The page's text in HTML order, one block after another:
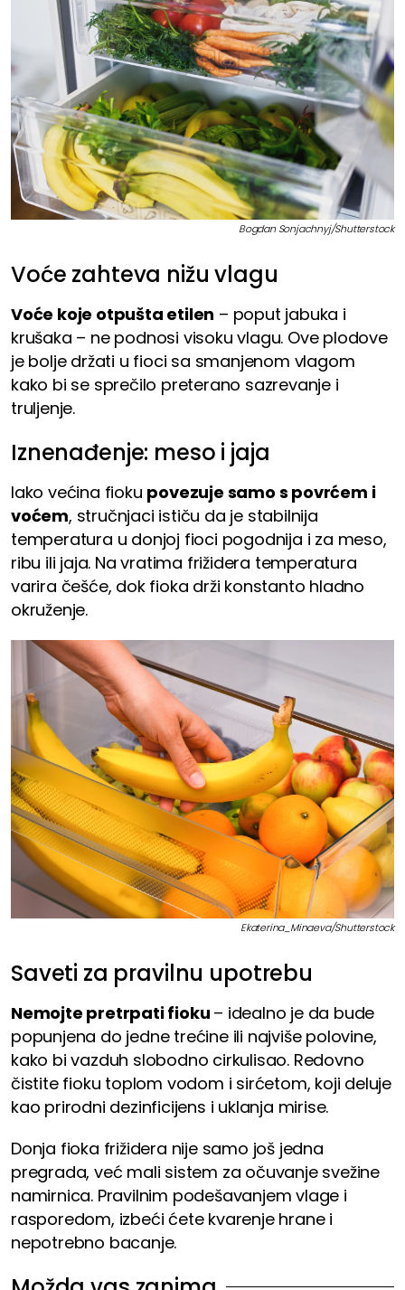
Bogdan Sonjachnyj/Shutterstock
Voće zahteva nižu vlagu
Voće koje otpušta etilen – poput jabuka i
krušaka – ne podnosi visoku vlagu. Ove plodove
je bolje držati u fioci sa smanjenom vlagom
kako bi se sprečilo preterano sazrevanje i
truljenje.
Iznenađenje: meso i jaja
Iako većina fioku povezuje samo s povrćem i
voćem, stručnjaci ističu da je stabilnija
temperatura u donjoj fioci pogodnija i za meso,
ribu ili jaja. Na vratima frižidera temperatura
varira češće, dok fioka drži konstanto hladno
okruženje.
Ekaterina_Minaeva/Shutterstock
Saveti za pravilnu upotrebu
Nemojte pretrpati fioku – idealno je da bude
popunjena do jedne trećine ili najviše polovine,
kako bi vazduh slobodno cirkulisao. Redovno
čistite fioku toplom vodom i sirćetom, koji deluje
kao prirodni dezinficijens i uklanja mirise.
Donja fioka frižidera nije samo još jedna
pregrada, već mali sistem za očuvanje svežine
namirnica. Pravilnim podešavanjem vlage i
rasporedom, izbeći ćete kvarenje hrane i
nepotrebno bacanje.